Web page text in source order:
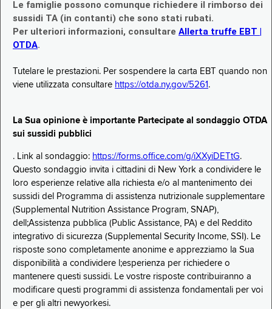
Le famiglie possono comunque richiedere il rimborso dei
sussidi TA (in contanti) che sono stati rubati.
Per ulteriori informazioni, consultare Allerta truffe EBT |
OTDA.
Tutelare le prestazioni. Per sospendere la carta EBT quando non
viene utilizzata consultare https://otda.ny.gov/5261 .
La Sua opinione è importante Partecipate al sondaggio OTDA
sui sussidi pubblici
. Link al sondaggio: https://forms.office.com/g/iXXyiDETtG.
Questo sondaggio invita i cittadini di New York a condividere le
loro esperienze relative alla richiesta e/o al mantenimento dei
sussidi del Programma di assistenza nutrizionale supplementare
(Supplemental Nutrition Assistance Program, SNAP),
dell;Assistenza pubblica (Public Assistance, PA) e del Reddito
integrativo di sicurezza (Supplemental Security Income, SSI). Le
risposte sono completamente anonime e apprezziamo la Sua
disponibilità a condividere l;esperienza per richiedere o
mantenere questi sussidi. Le vostre risposte contribuiranno a
modificare questi programmi di assistenza fondamentali per voi
e per gli altri newyorkesi.